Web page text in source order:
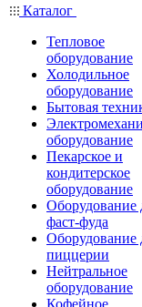
Каталог
Тепловое
оборудование
Холодильное
оборудование
Бытовая
оборудование
Пекарское и
кондитерское
оборудование
Оборудование
фаст-фуда
Оборудование
пиццерии
Нейтральное
оборудование
Кофейное